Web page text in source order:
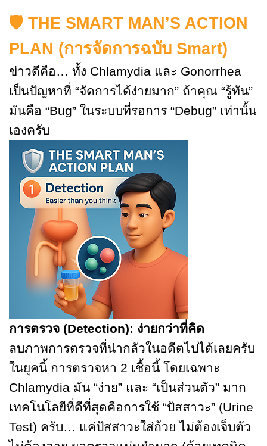
🛡️ THE SMART MAN’S ACTION
PLAN (การจัดการฉบับ Smart)
ข่าวดีคือ… ทั้ง Chlamydia และ Gonorrhea
เป็นปัญหาที่ “จัดการได้ง่ายมาก” ถ้าคุณ “รู้ทัน”
มันคือ “Bug” ในระบบที่รอการ “Debug” เท่านั้น
เองครับ
การตรวจ (Detection): ง่ายกว่าที่คิด
ลบภาพการตรวจที่น่ากลัวในอดีตไปได้เลยครับ
ในยุคนี้ การตรวจหา 2 เชื้อนี้ โดยเฉพาะ
Chlamydia มัน “ง่าย” และ “เป็นส่วนตัว” มาก
เทคโนโลยีที่ดีที่สุดคือการใช้ “ปัสสาวะ” (Urine
Test) ครับ… แค่ปัสสาวะใส่ถ้วย ไม่ต้องเจ็บตัว